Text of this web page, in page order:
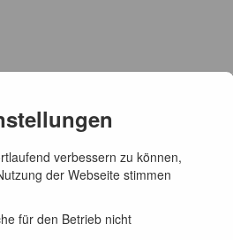
verbessern zu können,
der Webseite stimmen
für den Betrieb nicht